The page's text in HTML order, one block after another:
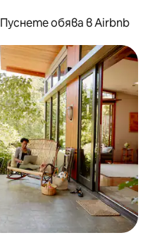
Пуснете обява в Airbnb